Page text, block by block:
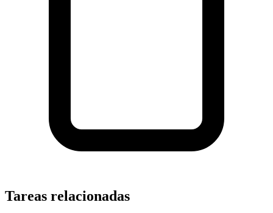
Tareas relacionadas